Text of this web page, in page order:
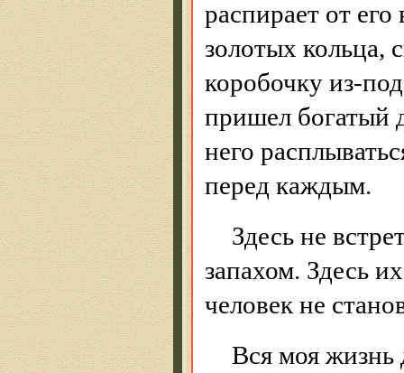
распирает от
золотых кольца,
коробочку из-
пришел богатый
него
перед каждым.
Здесь не
запахом. Здесь
человек не
Вся моя жизнь